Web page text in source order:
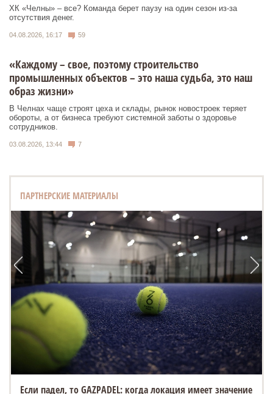
ХК «Челны» – все? Команда берет паузу на один сезон из-за
отсутствия денег.
04.08.2026, 16:17 59
«Каждому – свое, поэтому строительство
промышленных объектов – это наша судьба, это наш
образ жизни»
В Челнах чаще строят цеха и склады, рынок новостроек теряет
обороты, а от бизнеса требуют системной заботы о здоровье
сотрудников.
03.08.2026, 13:44 7
ПАРТНЕРСКИЕ МАТЕРИАЛЫ
Если падел, то GAZPADEL: когда локация имеет значение